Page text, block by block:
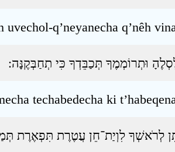
uvechol-q’neyanecha q’nêh
וּתְרוֹמְמֶךָ תְּכַבֵּדְךָ כִּי תְחַבְּקֶנָּה ׃
techabedecha ki
לְרֹאשְׁךָ לִוְיַת־חֵן עֲטֶרֶת תִּפְאֶרֶת